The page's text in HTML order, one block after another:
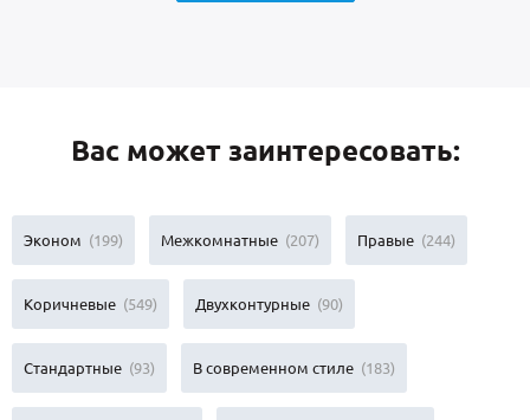
Вас может заинтересовать:
Эконом (199) Межкомнатные (207) Правые (244)
Коричневые (549) Двухконтурные (90)
Стандартные (93) В современном стиле (183)